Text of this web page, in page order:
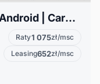
Ford Tourneo Connect 2.0 | Android | CarPlay | Isofix | Webasto | Tempomat | FV23%
Raty1 075zł/msc
Leasing652zł/msc